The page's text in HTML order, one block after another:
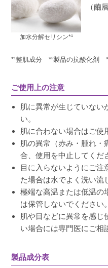
加水分解セリシン*¹
（繭
*¹整肌成分 *²製品の抗酸化剤
ご使用上の注意
肌に異常が生じていない
い。
肌に合わない場合はご使
肌の異常（赤み・腫れ・
合、使用を中止してくだ
目に入らないようにご注
た場合は水でよく洗い流
極端な高温または低温の
は保管しないでください。
肌や目などに異常を感じ
い場合には専門医にご相
製品成分表